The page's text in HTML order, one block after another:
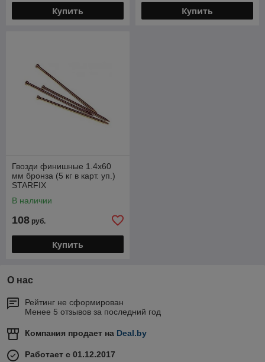
Купить Купить
Гвозди финишные 1.4х60
мм бронза (5 кг в карт. уп.)
STARFIX
В наличии
108 руб.
Купить
О нас
Рейтинг не сформирован
Менее 5 отзывов за последний год
Компания продает на Deal.by
Работает с 01.12.2017